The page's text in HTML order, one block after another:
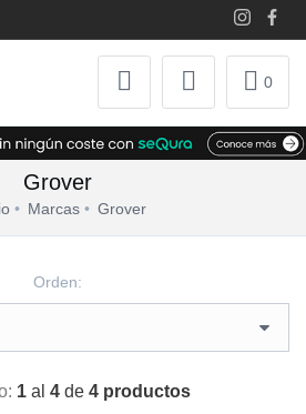
0
Grover
Marcas Grover
Orden:
1 al 4 de 4 productos